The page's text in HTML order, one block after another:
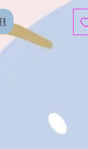
extra-légère séchera à
48 heures. Les
être vite accrochées